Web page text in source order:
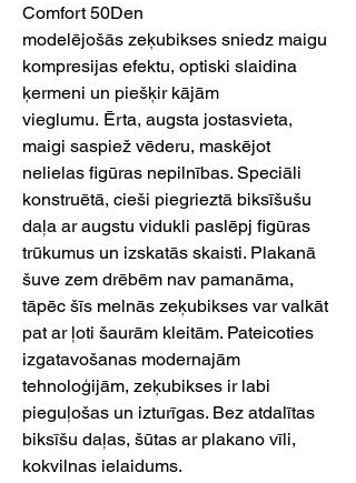
Comfort 50Den
modelējošās zeķubikses sniedz maigu
kompresijas efektu, optiski slaidina
ķermeni un piešķir kājām
vieglumu. Ērta, augsta jostasvieta,
maigi saspiež vēderu, maskējot
nelielas figūras nepilnības. Speciāli
konstruētā, cieši piegrieztā biksīšušu
daļa ar augstu vidukli paslēpj figūras
trūkumus un izskatās skaisti. Plakanā
šuve zem drēbēm nav pamanāma,
tāpēc šīs melnās zeķubikses var valkāt
pat ar ļoti šaurām kleitām. Pateicoties
izgatavošanas modernajām
tehnoloģijām, zeķubikses ir labi
pieguļošas un izturīgas. Bez atdalītas
biksīšu daļas, šūtas ar plakano vīli,
kokvilnas ielaidums.